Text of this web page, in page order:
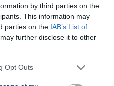
by third parties on the
This information may
parties on the IAB’s List of
further disclose it to other
Opt Outs
egykori rendőr térne